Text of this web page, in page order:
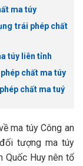
ma túy
trái phép chất
túy liên tỉnh
chất ma túy
chất ma tuý
ma túy Công an
tượng ma túy
Quốc Huy nên tổ